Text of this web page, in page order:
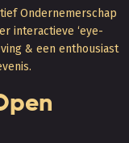
Ondernemerschap
interactieve ‘eye-
& een enthousiast